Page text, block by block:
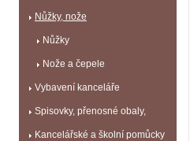
Nůžky, nože
Nůžky
Nože a čepele
Vybavení kanceláře
Spisovky, přenosné obaly,
identifikace
Kancelářské a školní pomůcky